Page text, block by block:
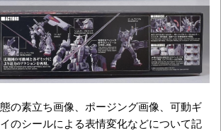
の素立ち画像、ポージング画像、可動ギ
のシールによる表情変化などについて記